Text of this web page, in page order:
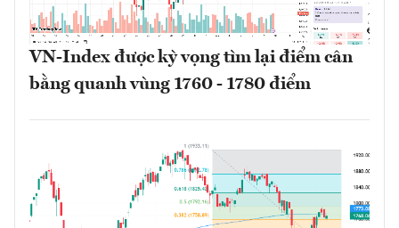
VN-Index được kỳ vọng tìm lại điểm cân
bằng quanh vùng 1760 - 1780 điểm